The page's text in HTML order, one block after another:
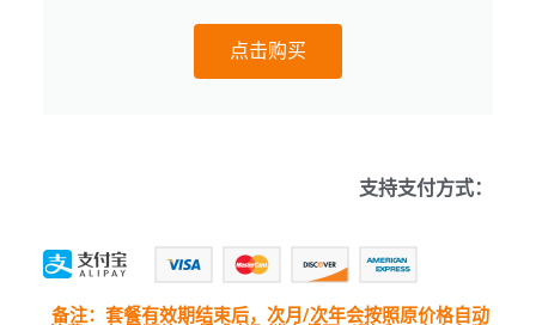
点击购买
支持支付方式：
备注：套餐有效期结束后，次月/次年会按照原价格自动